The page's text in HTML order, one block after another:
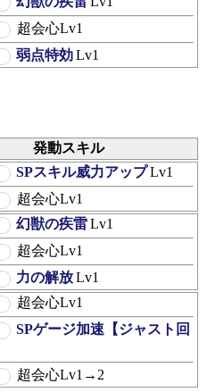
超会心Lv1
弱点特効Lv1
発動スキル
SPスキル威力アップLv1
超会心Lv1
幻獣の疾雷Lv1
超会心Lv1
力の解放Lv1
超会心Lv1
SPゲージ加速【ジャスト回
超会心Lv1→2